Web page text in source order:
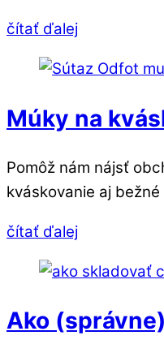
čítať ďalej
Múky na
Pomôž nám nájsť
kváskovanie aj
čítať ďalej
Ako